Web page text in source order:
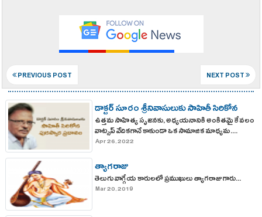
PREVIOUS POST NEXT POST
డాక్ట‌ర్ సూరం శ్రీ‌నివాసులుకు సాహితీ సిరికోన
పుర‌స్కార ప్ర‌దానం
ఉత్తమ సాహిత్య సృజనకు, అధ్యయనానికి అంకితమై కేవలం
వాట్సప్ వేదికగానే కాకుండా ఒక సామాజిక మాధ్యమ....
Apr 26, 2022
త్యాగరాజు
తెలుగు వాగ్గేయ కారులలో ప్రముఖులు త్యాగరాజు గారు...
Mar 20, 2019